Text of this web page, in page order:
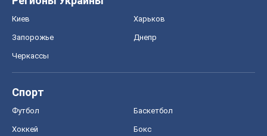
Киев Харьков
Запорожье Днепр
Черкассы
Спорт
Футбол Баскетбол
Хоккей Бокс